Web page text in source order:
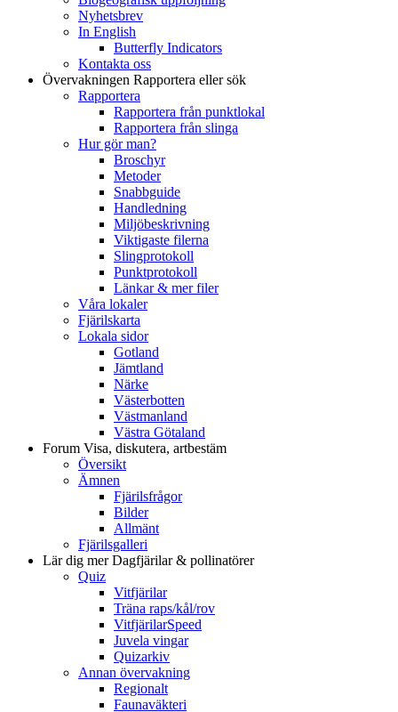
Nyhetsbrev
In English
Butterfly Indicators
Kontakta oss
Övervakningen Rapportera eller sök
Rapportera
Rapportera från punktlokal
Rapportera från slinga
Hur gör man?
Broschyr
Metoder
Snabbguide
Handledning
Miljöbeskrivning
Viktigaste filerna
Slingprotokoll
Punktprotokoll
Länkar & mer filer
Våra lokaler
Fjärilskarta
Lokala sidor
Gotland
Jämtland
Närke
Västerbotten
Västmanland
Västra Götaland
Forum Visa, diskutera, artbestäm
Översikt
Ämnen
Fjärilsfrågor
Bilder
Allmänt
Fjärilsgalleri
Lär dig merDagfjärilar & pollinatörer
Quiz
Vitfjärilar
Träna raps/kål/rov
VitfjärilarSpeed
Juvela vingar
Quizarkiv
Annan övervakning
Regionalt
Faunaväkteri